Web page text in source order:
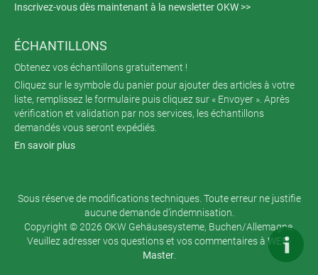
Inscrivez-vous dès maintenant à la newsletter OKW >>
ÉCHANTILLONS
Obtenez vos échantillons gratuitement !
Cliquez sur le symbole du panier pour ajouter des articles à votre
liste, remplissez le formulaire puis cliquez sur « Envoyer ». Après
vérification et validation par nos services, les échantillons
demandés vous seront expédiés.
En savoir plus
Sous réserve de modifications techniques. Toute erreur ne justifie
aucune demande d’indemnisation.
Copyright © 2026 OKW Gehäusesysteme, Buchen/Allemagne.
Veuillez adresser vos questions et vos commentaires à WEB-
Master.